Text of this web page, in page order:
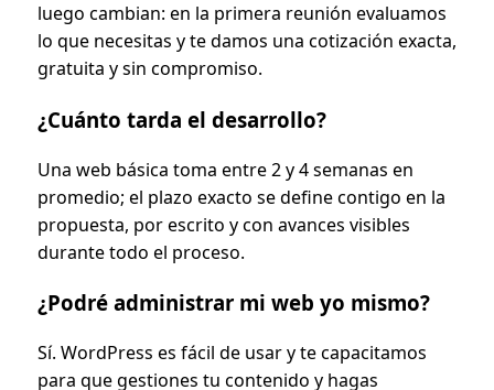
luego cambian: en la primera reunión evaluamos
lo que necesitas y te damos una cotización exacta,
gratuita y sin compromiso.
¿Cuánto tarda el desarrollo?
Una web básica toma entre 2 y 4 semanas en
promedio; el plazo exacto se define contigo en la
propuesta, por escrito y con avances visibles
durante todo el proceso.
¿Podré administrar mi web yo mismo?
Sí. WordPress es fácil de usar y te capacitamos
para que gestiones tu contenido y hagas